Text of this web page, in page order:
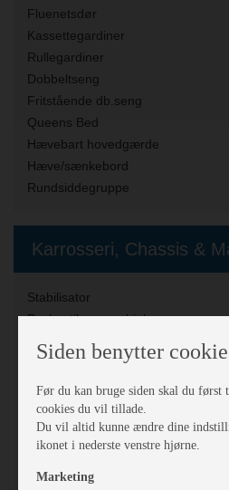
Fluenetsdør
Kassettegardiner
Rullegardiner
Dobbeltseng
Fritstående db.seng
Queens Bed
Hævebart hovedgærde
Hæve/sænkebord
Rundsiddegruppe
Karrosseri, Chassis &
Stabilisator
Beslag til reservehjul
Alufælge
Mover
Stor tagluge
Vindue i dør
Myggenet
Fluenetsdør
Serviceklap
Siden benytter
Før du kan bruge siden skal du
cookies du vil tillade.
Du vil altid kunne ændre dine
ikonet i nederste venstre hjørne.
Marketing